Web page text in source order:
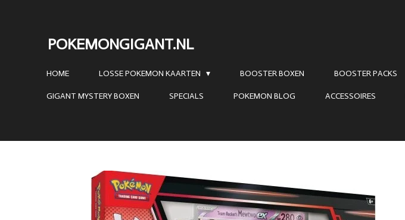
hoofdinhoud
POKEMONGIGANT.NL
HOME LOSSE POKEMON KAARTEN BOOSTER BOXEN BOOSTER PACKS
GIGANT MYSTERY BOXEN SPECIALS POKEMON BLOG ACCESSOIRES